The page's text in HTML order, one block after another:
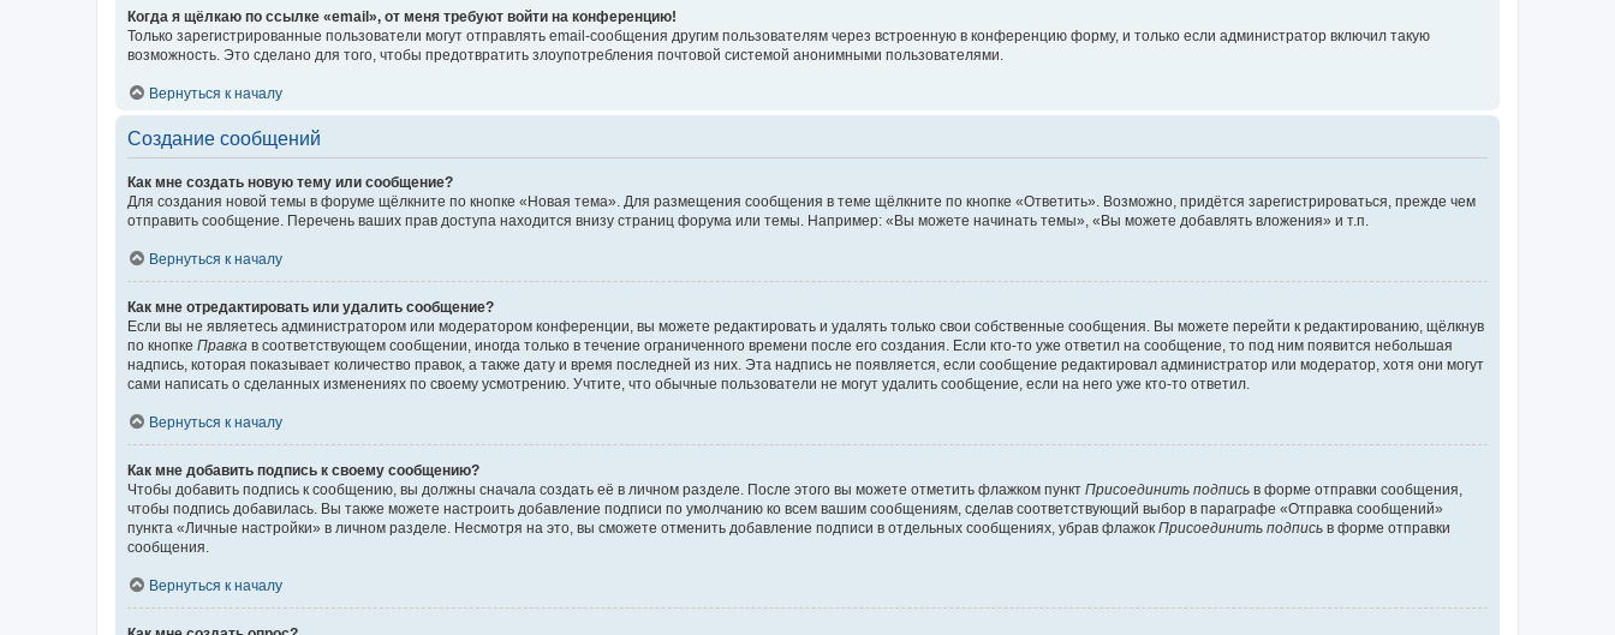
Когда я щёлкаю по ссылке «email», от меня требуют войти на конференцию!
Только зарегистрированные пользователи могут отправлять email-сообщения другим пользователям через встроенную в конференцию форму, и только если администратор включил такую
возможность. Это сделано для того, чтобы предотвратить злоупотребления почтовой системой анонимными пользователями.
Вернуться к началу
Создание сообщений
Как мне создать новую тему или сообщение?
Для создания новой темы в форуме щёлкните по кнопке «Новая тема». Для размещения сообщения в теме щёлкните по кнопке «Ответить». Возможно, придётся зарегистрироваться, прежде чем
отправить сообщение. Перечень ваших прав доступа находится внизу страниц форума или темы. Например: «Вы можете начинать темы», «Вы можете добавлять вложения» и т.п.
Вернуться к началу
Как мне отредактировать или удалить сообщение?
Если вы не являетесь администратором или модератором конференции, вы можете редактировать и удалять только свои собственные сообщения. Вы можете перейти к редактированию, щёлкнув
по кнопке Правка в соответствующем сообщении, иногда только в течение ограниченного времени после его создания. Если кто-то уже ответил на сообщение, то под ним появится небольшая
надпись, которая показывает количество правок, а также дату и время последней из них. Эта надпись не появляется, если сообщение редактировал администратор или модератор, хотя они могут
сами написать о сделанных изменениях по своему усмотрению. Учтите, что обычные пользователи не могут удалить сообщение, если на него уже кто-то ответил.
Вернуться к началу
Как мне добавить подпись к своему сообщению?
Чтобы добавить подпись к сообщению, вы должны сначала создать её в личном разделе. После этого вы можете отметить флажком пункт Присоединить подпись в форме отправки сообщения,
чтобы подпись добавилась. Вы также можете настроить добавление подписи по умолчанию ко всем вашим сообщениям, сделав соответствующий выбор в параграфе «Отправка сообщений»
пункта «Личные настройки» в личном разделе. Несмотря на это, вы сможете отменить добавление подписи в отдельных сообщениях, убрав флажок Присоединить подпись в форме отправки
сообщения.
Вернуться к началу